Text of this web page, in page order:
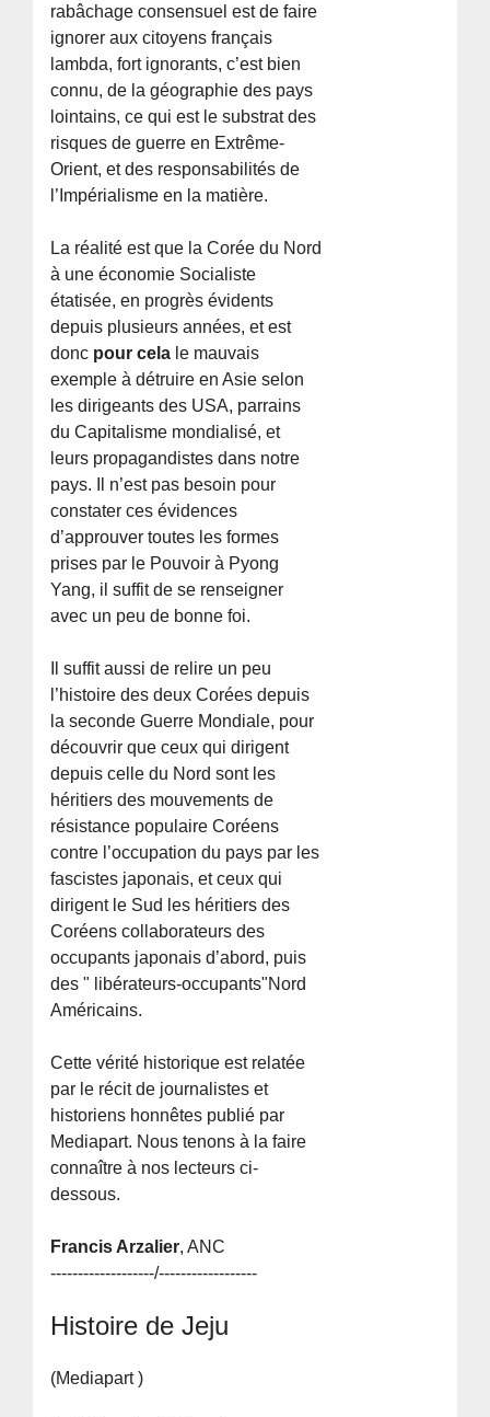
rabâchage consensuel est de faire
ignorer aux citoyens français
lambda, fort ignorants, c’est bien
connu, de la géographie des pays
lointains, ce qui est le substrat des
risques de guerre en Extrême-
Orient, et des responsabilités de
l’Impérialisme en la matière.
La réalité est que la Corée du Nord
à une économie Socialiste
étatisée, en progrès évidents
depuis plusieurs années, et est
donc pour cela le mauvais
exemple à détruire en Asie selon
les dirigeants des USA, parrains
du Capitalisme mondialisé, et
leurs propagandistes dans notre
pays. Il n’est pas besoin pour
constater ces évidences
d’approuver toutes les formes
prises par le Pouvoir à Pyong
Yang, il suffit de se renseigner
avec un peu de bonne foi.
Il suffit aussi de relire un peu
l’histoire des deux Corées depuis
la seconde Guerre Mondiale, pour
découvrir que ceux qui dirigent
depuis celle du Nord sont les
héritiers des mouvements de
résistance populaire Coréens
contre l’occupation du pays par les
fascistes japonais, et ceux qui
dirigent le Sud les héritiers des
Coréens collaborateurs des
occupants japonais d’abord, puis
des " libérateurs-occupants"Nord
Américains.
Cette vérité historique est relatée
par le récit de journalistes et
historiens honnêtes publié par
Mediapart. Nous tenons à la faire
connaître à nos lecteurs ci-
dessous.
Francis Arzalier, ANC
-------------------/------------------
Histoire de Jeju
(Mediapart )